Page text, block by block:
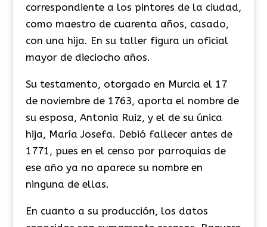
correspondiente a los pintores de la ciudad,
como maestro de cuarenta años, casado,
con una hija. En su taller figura un oficial
mayor de dieciocho años.
​Su testamento, otorgado en Murcia el 17
de noviembre de 1763, aporta el nombre de
su esposa, Antonia Ruiz, y el de su única
hija, María Josefa. Debió fallecer antes de
1771, pues en el censo por parroquias de
ese año ya no aparece su nombre en
ninguna de ellas.
​En cuanto a su producción, los datos